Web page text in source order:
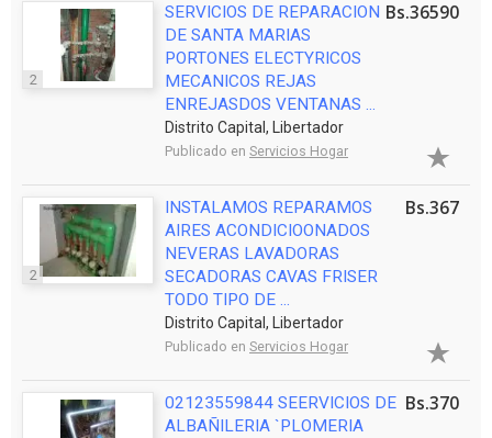
2
SERVICIOS DE REPARACION
DE SANTA MARIAS
PORTONES ELECTYRICOS
MECANICOS REJAS
ENREJASDOS VENTANAS ...
Distrito Capital, Libertador
Publicado en Servicios Hogar
Bs.36590
2
INSTALAMOS REPARAMOS
AIRES ACONDICIOONADOS
NEVERAS LAVADORAS
SECADORAS CAVAS FRISER
TODO TIPO DE ...
Distrito Capital, Libertador
Publicado en Servicios Hogar
Bs.367
02123559844 SEERVICIOS DE
ALBAÑILERIA `PLOMERIA
Bs.370